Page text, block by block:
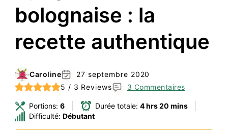
bolognaise : la
recette authentique
Caroline
27 septembre 2020
5 / 3 Reviews
3 Commentaires
Portions: 6 Durée totale: 4 hrs 20 mins
Difficulté: Débutant